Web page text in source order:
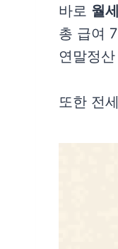
바로 월
총 급여
연말정산
또한 전